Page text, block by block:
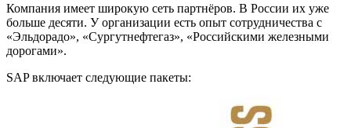
Компания имеет широкую сеть партнёров. В России их уже
больше десяти. У организации есть опыт сотрудничества с
«Эльдорадо», «Сургутнефтегаз», «Российскими железными
дорогами».
SAP включает следующие пакеты: